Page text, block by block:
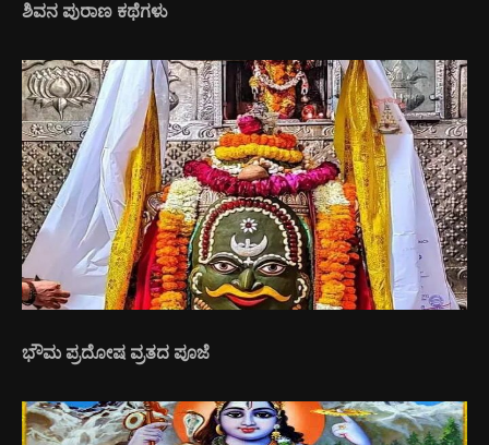
ಶಿವನ ಪುರಾಣ ಕಥೆಗಳು
ಭೌಮ ಪ್ರದೋಷ ವ್ರತದ ಪೂಜೆ